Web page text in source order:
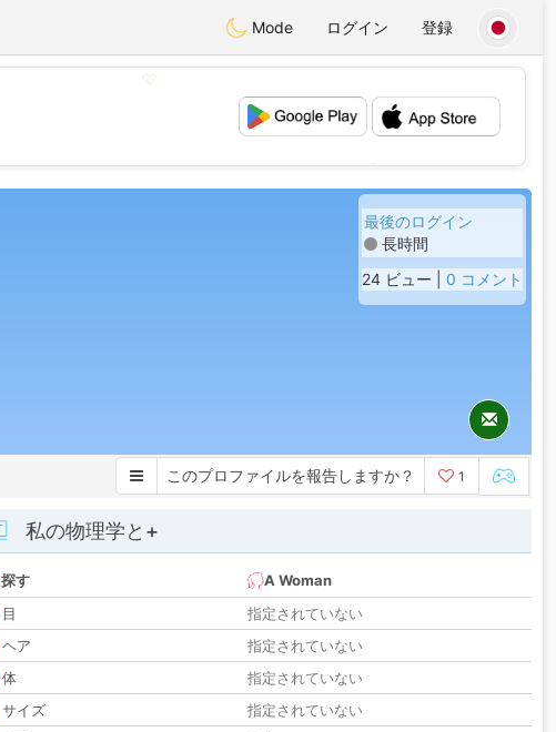
Mode ログイン 登録
💕
最後のログイン
長時間
24 ビュー | 0 コメント
このプロファイルを報告しますか？ 1
私の物理学と+
探す
A Woman
目
指定されていない
ヘア
指定されていない
体
指定されていない
サイズ
指定されていない